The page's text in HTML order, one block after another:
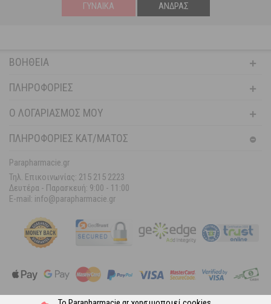
ΓΥΝΑΊΚΑ ΆΝΔΡΑΣ
ΒΟΉΘΕΙΑ
ΠΛΗΡΟΦΟΡΊΕΣ
Ο ΛΟΓΑΡΙΑΣΜΌΣ ΜΟΥ
ΠΛΗΡΟΦΟΡΙΕΣ ΚΑΤ/ΜΑΤΟΣ
Parapharmacie.gr
Τηλ. Επικοινωνίας: 215 215 2223
Δευτέρα - Παρασκευή: 9:00 - 11:00
E-mail: info@parapharmacie.gr